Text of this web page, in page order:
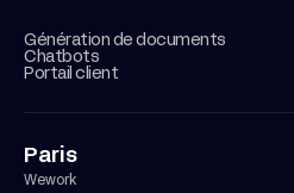
Génération de documents
Chatbots
Portail client
Paris
Wework